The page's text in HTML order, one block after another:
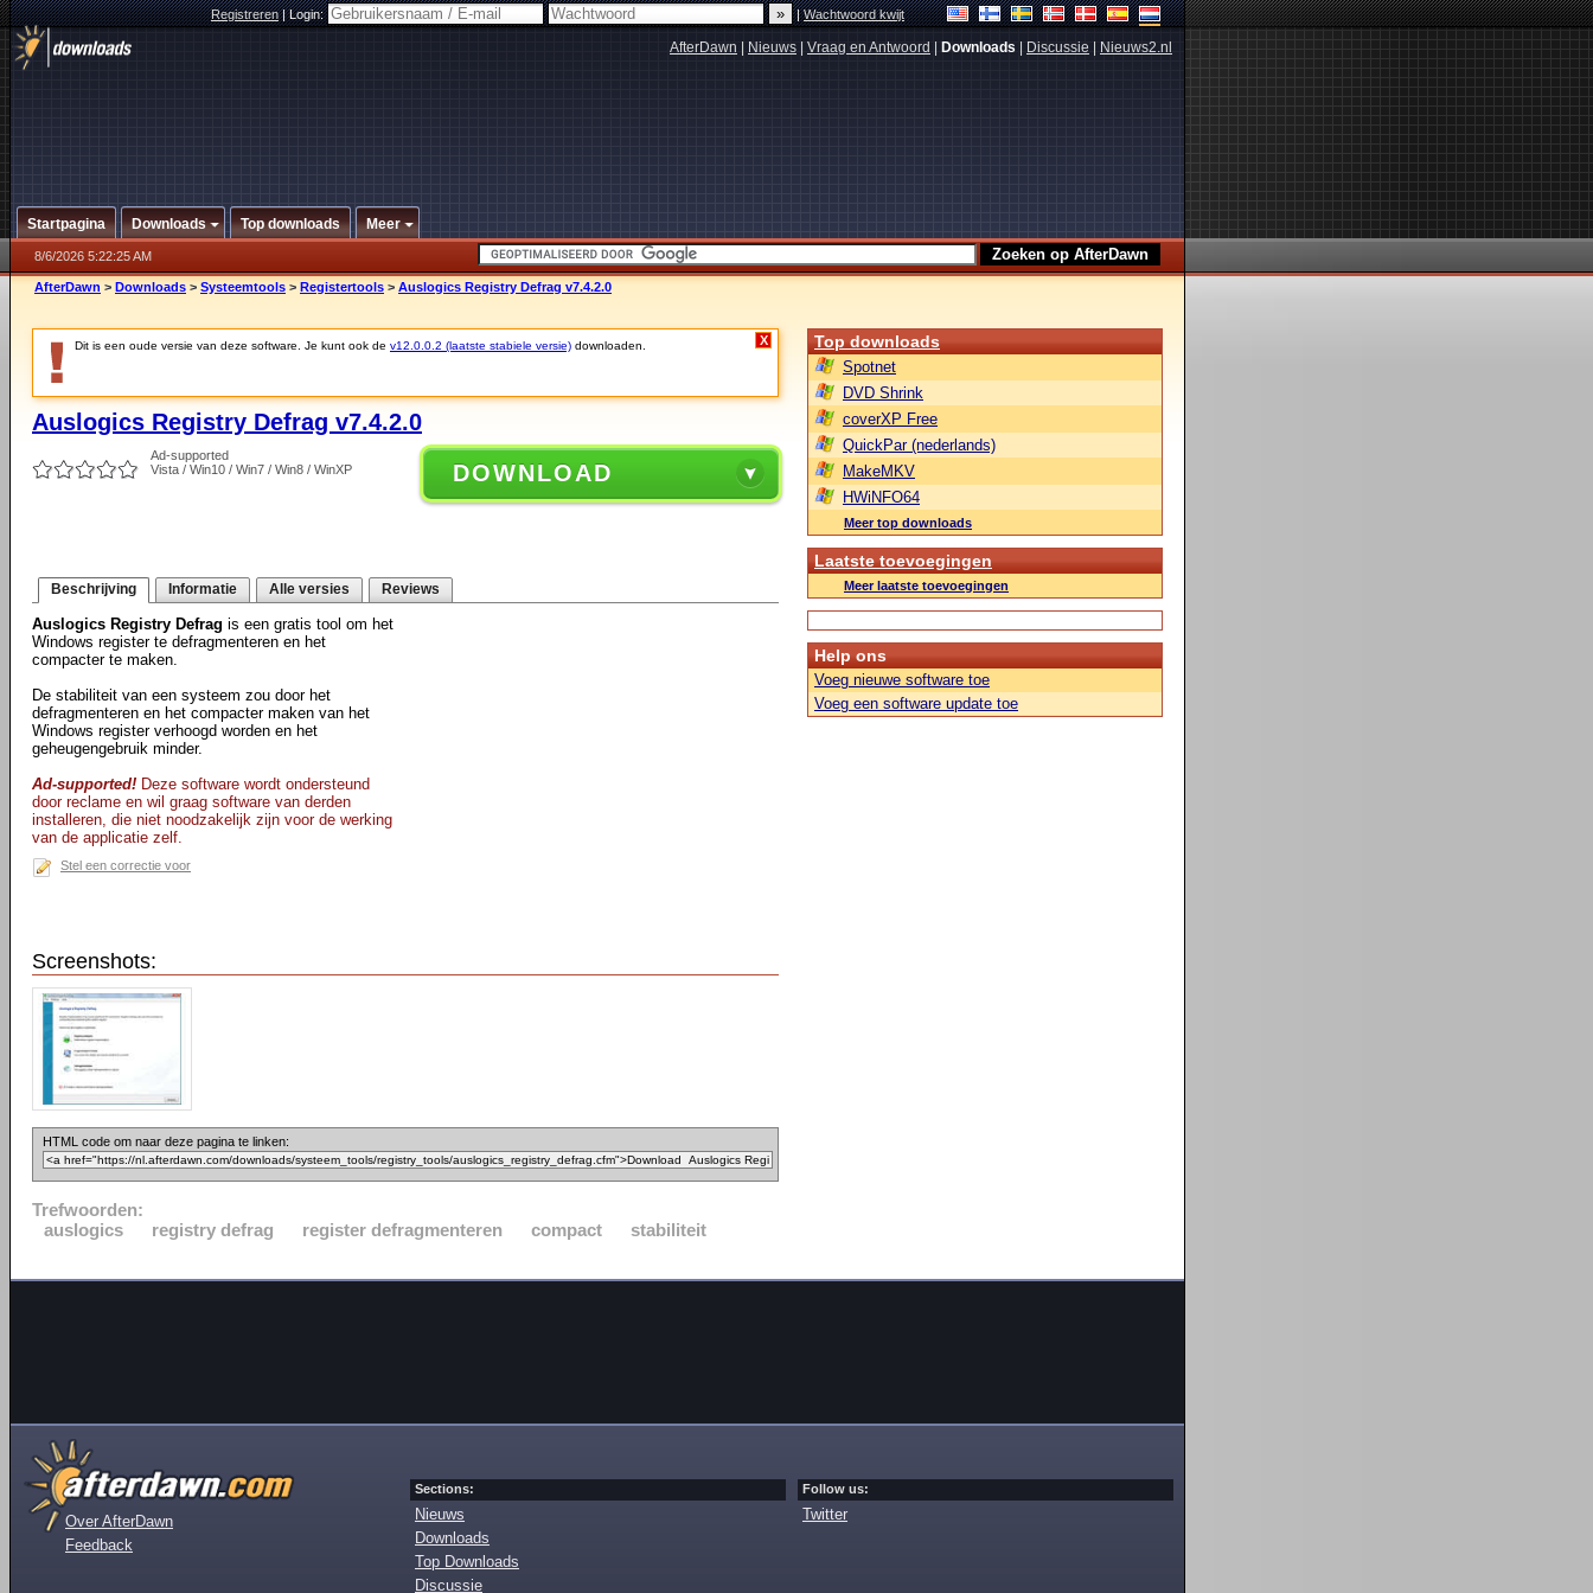
Registreren|Login: |Wachtwoord kwijt
AfterDawn Nieuws Vraag en Antwoord Downloads Discussie Nieuws2.nl
Startpagina Downloads Top downloads Meer
8/6/2026 5:22:25 AM
AfterDawn > Downloads > Systeemtools > Registertools > Auslogics Registry Defrag v7.4.2.0
Dit is een oude versie van deze software. Je kunt ook de v12.0.0.2 (laatste stabiele versie) downloaden. X
Auslogics Registry Defrag v7.4.2.0
Ad-supported
Vista / Win10 / Win7 / Win8 / WinXP
DOWNLOAD
Beschrijving Informatie Alle versies Reviews
Auslogics Registry Defrag is een gratis tool om het
Windows register te defragmenteren en het
compacter te maken.
De stabiliteit van een systeem zou door het
defragmenteren en het compacter maken van het
Windows register verhoogd worden en het
geheugengebruik minder.
Ad-supported! Deze software wordt ondersteund
door reclame en wil graag software van derden
installeren, die niet noodzakelijk zijn voor de werking
van de applicatie zelf.
Stel een correctie voor
Screenshots:
HTML code om naar deze pagina te linken:
Trefwoorden:
auslogics
registry defrag register defragmenteren compact stabiliteit
Top downloads
Spotnet
DVD Shrink
coverXP Free
QuickPar (nederlands)
MakeMKV
HWiNFO64
Meer top downloads
Laatste toevoegingen
Meer laatste toevoegingen
Help ons
Voeg nieuwe software toe
Voeg een software update toe
Over AfterDawn
Feedback
Sections:
Nieuws
Downloads
Top Downloads
Discussie
Follow us:
Twitter